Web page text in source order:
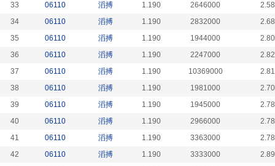
33
06110 滔搏 1.190 2646000
34
06110 滔搏 1.190 2832000
35
06110 滔搏 1.190 1944000
36
06110 滔搏 1.190 2247000
37
06110 滔搏 1.190 10369000
38
06110 滔搏 1.190 1981000
39
06110 滔搏 1.190 1945000
40
06110 滔搏 1.190 2966000
41
06110 滔搏 1.190 3363000
42
06110 滔搏 1.190 3333000